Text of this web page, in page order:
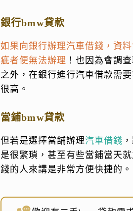
銀行bmw貸款
如果向銀行辦理汽車借錢，資
疵者便無法辦理 ！也因為會調
之外，在銀行進行汽車借款需
很高。
當鋪bmw貸款
但若是選擇當舖辦理汽車借錢
是很繁瑣，甚至有些當鋪當天
錢的人來講是非常方便快捷的。